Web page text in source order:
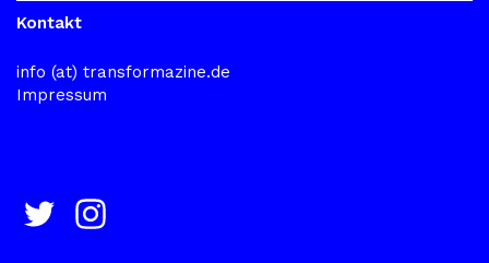
Kontakt
info (at) transformazine.de
Impressum